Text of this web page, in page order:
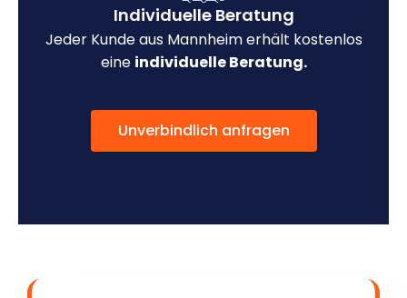
Individuelle Beratung
Jeder Kunde aus Mannheim erhält kostenlos
eine individuelle Beratung.
Unverbindlich anfragen